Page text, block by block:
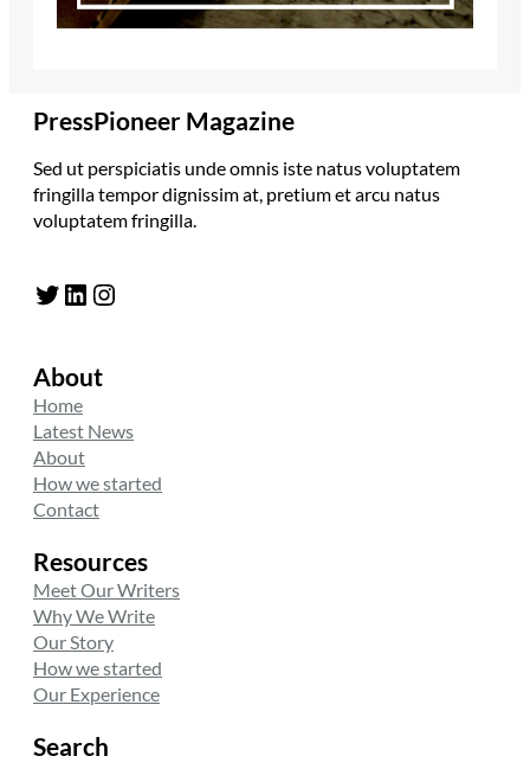
PressPioneer Magazine
Sed ut perspiciatis unde omnis iste natus voluptatem
fringilla tempor dignissim at, pretium et arcu natus
voluptatem fringilla.
Twitter LinkedIn Instagram
About
Home
Latest News
About
How we started
Contact
Resources
Meet Our Writers
Why We Write
Our Story
How we started
Our Experience
Search